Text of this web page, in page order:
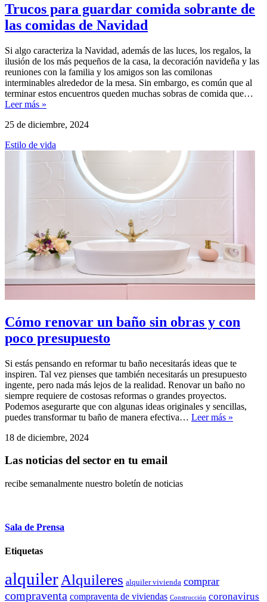
Trucos para guardar comida sobrante de
las comidas de Navidad
Si algo caracteriza la Navidad, además de las luces, los regalos, la
ilusión de los más pequeños de la casa, la decoración navideña y las
reuniones con la familia y los amigos son las comilonas
interminables alrededor de la mesa. Sin embargo, es común que al
terminar estos encuentros queden muchas sobras de comida que…
Leer más »
25 de diciembre, 2024
Estilo de vida
Cómo renovar un baño sin obras y con
poco presupuesto
Si estás pensando en reformar tu baño necesitarás ideas que te
inspiren. Tal vez pienses que también necesitarás un presupuesto
ingente, pero nada más lejos de la realidad. Renovar un baño no
siempre requiere de costosas reformas o grandes proyectos.
Podemos asegurarte que con algunas ideas originales y sencillas,
puedes transformar tu baño de manera efectiva… Leer más »
18 de diciembre, 2024
Las noticias del sector en tu email
recibe semanalmente nuestro boletín de noticias
Sala de Prensa
Etiquetas
alquiler Alquileres alquiler vivienda comprar
compraventa compraventa de viviendas Construcción coronavirus